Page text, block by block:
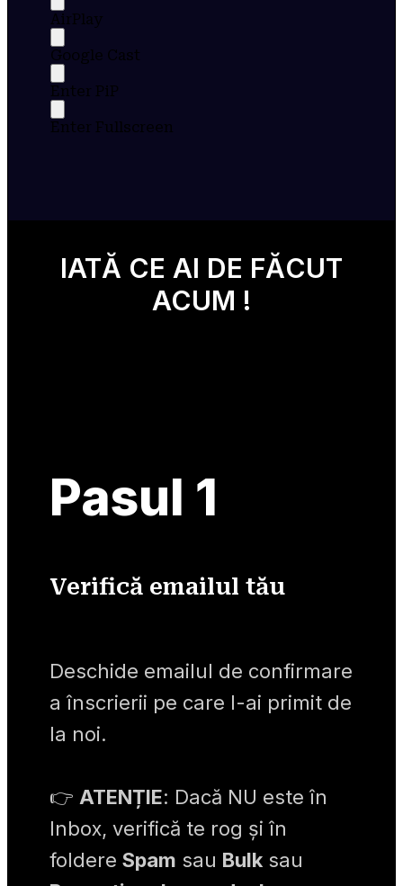
AirPlay
Google Cast
Enter PiP
Enter Fullscreen
Pasul 1
Verifică emailul tău
Deschide emailul de confirmare
a înscrierii pe care l-ai primit de
la noi.
👉 ATENȚIE: Dacă NU este în
Inbox, verifică te rog și în
foldere Spam sau Bulk
IATĂ CE AI DE FĂCUT
ACUM !